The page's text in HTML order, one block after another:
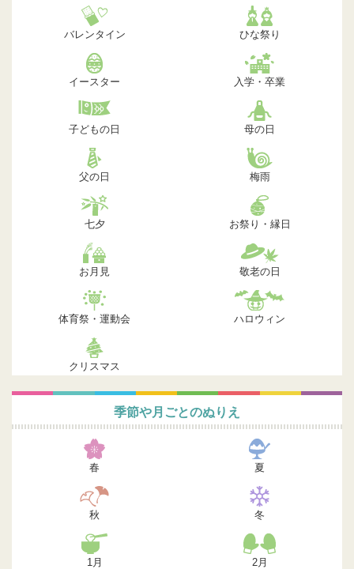
バレンタイン ひな祭り
イースター 入学・卒業
子どもの日 母の日
父の日 梅雨
七夕 お祭り・縁日
お月見 敬老の日
体育祭・運動会 ハロウィン
クリスマス
季節や月ごとのぬりえ
春 夏
秋 冬
1月 2月